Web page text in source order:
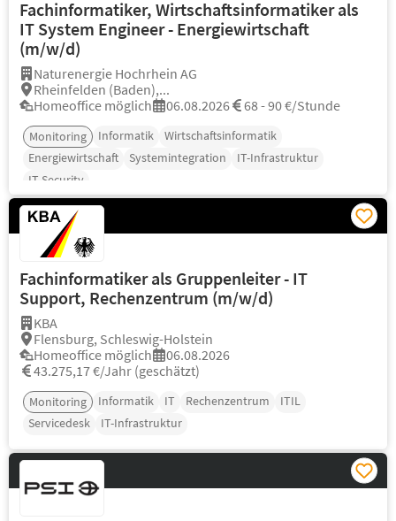
Fachinformatiker, Wirtschaftsinformatiker als
IT System Engineer - Energiewirtschaft
(m/w/d)
Naturenergie Hochrhein AG
Rheinfelden (Baden),...
Homeoffice möglich
06.08.2026 68 - 90 €/Stunde
Monitoring Informatik
Wirtschaftsinformatik
Energiewirtschaft
Systemintegration
IT-Infrastruktur
IT-Security
Fachinformatiker als Gruppenleiter - IT
Support, Rechenzentrum (m/w/d)
KBA
Flensburg, Schleswig-Holstein
Homeoffice möglich
06.08.2026
43.275,17 €/Jahr (geschätzt)
Monitoring Informatik IT Rechenzentrum
ITIL
Servicedesk
IT-Infrastruktur